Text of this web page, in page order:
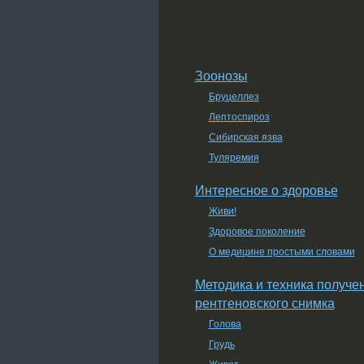
Зоонозы
Бруцеллез
Лептоспироз
Сибирская язва
Туляремия
Интересное о здоровье
Живи!
Здоровое поколение
О медицине простыми словами
Методика и техника
рентгеновского снимка
Голова
Грудь